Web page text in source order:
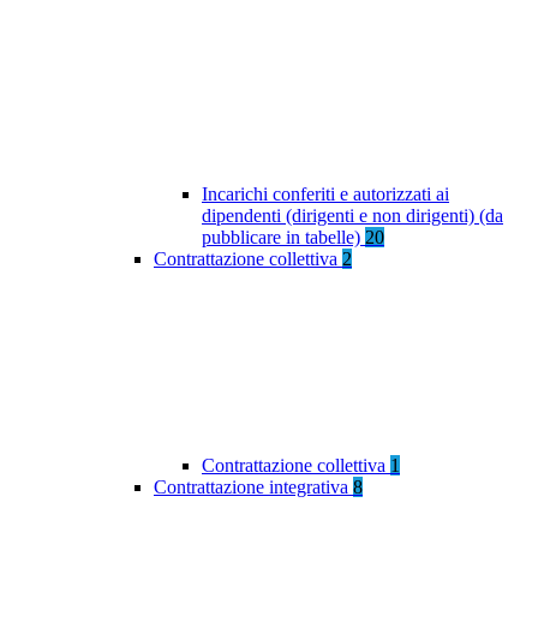
Incarichi conferiti e autorizzati ai
dipendenti (dirigenti e non dirigenti) (da
pubblicare in tabelle) 20
Contrattazione collettiva 2
Contrattazione collettiva 1
Contrattazione integrativa 8